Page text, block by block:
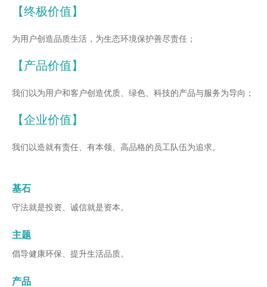
【终极价值】
为用户创造品质生活，为生态环境保护善尽责任；
【产品价值】
我们以为用户和客户创造优质、绿色、科技的产品与服务为导向；
【企业价值】
我们以造就有责任、有本领、高品格的员工队伍为追求。
基石
守法就是投资、诚信就是资本。
主题
倡导健康环保、提升生活品质。
产品